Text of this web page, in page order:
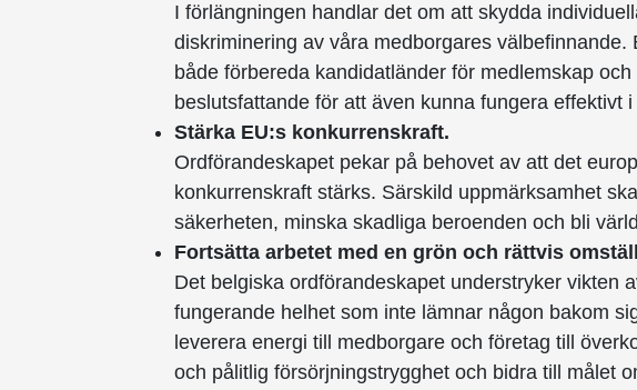
I förlängningen handlar det om att skydda
diskriminering av våra medborgares
både förbereda kandidatländer för medlemskap
beslutsfattande för att även kunna fungera effektivt
Stärka EU:s konkurrenskraft.
Ordförandeskapet pekar på behovet av att det
konkurrenskraft stärks. Särskild uppmärksamhet
säkerheten, minska skadliga beroenden och bli
Fortsätta arbetet med en grön och rättvis
Det belgiska ordförandeskapet understryker vikten
fungerande helhet som inte lämnar någon bakom
leverera energi till medborgare och företag till
och pålitlig försörjningstrygghet och bidra till målet